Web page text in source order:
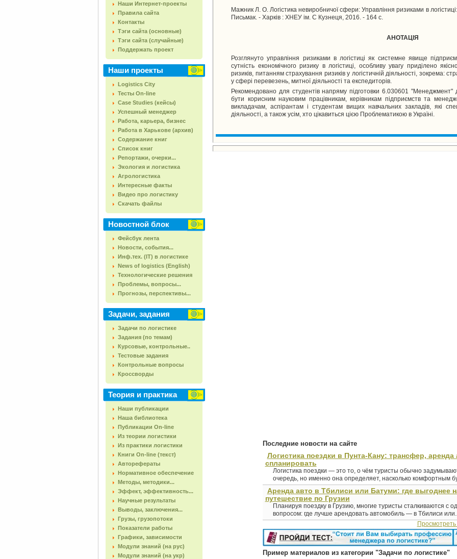
Наши Интернет-проекты
Правила сайта
Контакты
Тэги сайта (основные)
Тэги сайта (случайные)
Поддержать проект
Наши проекты
Logistics City
Тесты On-line
Case Studies (кейсы)
Успешный менеджер
Работа, карьера, бизнес
Работа в Харькове (архив)
Содержание книг
Список книг
Репортажи, очерки...
Экология и логистика
Агрологистика
Интересные факты
Видео про логистику
Скачать файлы
Новостной блок
Фейсбук лента
Новости, события...
Инф.тех. (IT) в логистике
News of logistics (English)
Технологические решения
Проблемы, вопросы...
Прогнозы, перспективы...
Задачи, задания
Задачи по логистике
Задания (по темам)
Курсовые, контрольные..
Тестовые задания
Контрольные вопросы
Кроссворды
Теория и практика
Наши публикации
Наша библиотека
Публикации On-line
Из теории логистики
Из практики логистики
Книги On-line (текст)
Авторефераты
Нормативное обеспечение
Методы, методики...
Эффект, эффективность...
Научные результаты
Выводы, заключения...
Грузы, грузопотоки
Показатели работы
Графики, зависимости
Модули знаний (на рус)
Модули знаний (на укр)
Мажник Л. О. Логістика невиробничої сфери: Управління ризиками в
Письмак. - Харків : ХНЕУ ім. С Кузнеця, 2016. - 164 с.
АНОТАЦІЯ
Розглянуто управління ризиками в логістиці як системне явище
сутність економічного ризику в логістиці, особливу увагу приділено
ризиків, питанням страхування ризиків у логістичній діяльності, зокрема:
у сфері перевезень, митної діяльності та експедиторів.
Рекомендовано для студентів напряму підготовки 6.030601
бути корисним науковим працівникам, керівникам підприємств та
викладачам, аспірантам і студентам вищих навчальних закладів, які
діяльності, а також усім, хто цікавиться цією Проблематикою в Україні.
Последние новости на сайте
Логистика поездки в Пунта-Кану: трансфер, аренда
спланировать
Логистика поездки — это то, о чём туристы обычно
очередь, но именно она определяет, насколько комфортным
Аренда авто в Тбилиси или Батуми: где выгоднее
путешествие по Грузии
Планируя поездку в Грузию, многие туристы сталкиваются с
вопросом: где лучше арендовать автомобиль — в Тбилиси
Пример материалов из категории "Задачи по логистике"